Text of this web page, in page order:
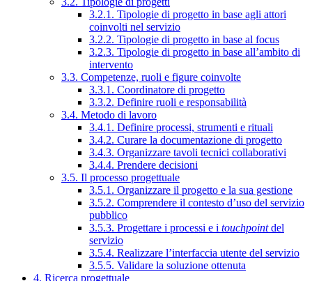
3.2.1. Tipologie di progetto in base agli attori
coinvolti nel servizio
3.2.2. Tipologie di progetto in base al focus
3.2.3. Tipologie di progetto in base all’ambito di
intervento
3.3. Competenze, ruoli e figure coinvolte
3.3.1. Coordinatore di progetto
3.3.2. Definire ruoli e responsabilità
3.4. Metodo di lavoro
3.4.1. Definire processi, strumenti e rituali
3.4.2. Curare la documentazione di progetto
3.4.3. Organizzare tavoli tecnici collaborativi
3.4.4. Prendere decisioni
3.5. Il processo progettuale
3.5.1. Organizzare il progetto e la sua gestione
3.5.2. Comprendere il contesto d’uso del servizio
pubblico
3.5.3. Progettare i processi e i touchpointdel
servizio
3.5.4. Realizzare l’interfaccia utente del servizio
3.5.5. Validare la soluzione ottenuta
4. Ricerca progettuale